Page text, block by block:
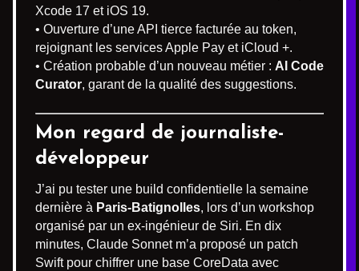
Xcode 17 et iOS 19.
• Ouverture d’une API tierce facturée au token,
rejoignant les services Apple Pay et iCloud +.
• Création probable d’un nouveau métier : AI Code
Curator, garant de la qualité des suggestions.
Mon regard de journaliste-
développeur
J’ai pu tester une build confidentielle la semaine
dernière à Paris-Batignolles, lors d’un workshop
organisé par un ex-ingénieur de Siri. En dix
minutes, Claude Sonnet m’a proposé un patch
Swift pour chiffrer une base CoreData avec